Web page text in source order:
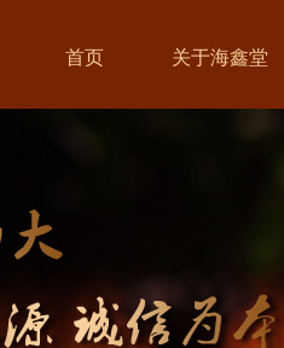
首页 关于海鑫堂